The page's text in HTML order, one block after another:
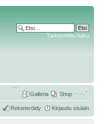
Tarkennettu haku
Shop
Galleria
Rekisteröidy Kirjaudu sisään